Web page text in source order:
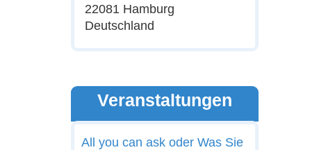
22081 Hamburg
Deutschland
Veranstaltungen
All you can ask oder Was Sie